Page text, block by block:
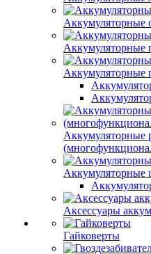
Аккумуляторные
Аккумуляторные
Аккумуляторные
Аккумуляторные
Аксессуары
Гайковерты